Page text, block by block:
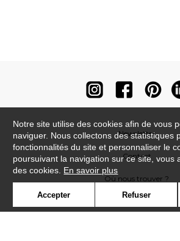
Newsletter
Contact
Où nous trouver ?
Notre site utilise des cookies afin de vous
naviguer. Nous collectons des statistiques
fonctionnalités du site et personnaliser le
poursuivant la navigation sur ce site, vous
des cookies. En savoir plus
Accepter Refuser